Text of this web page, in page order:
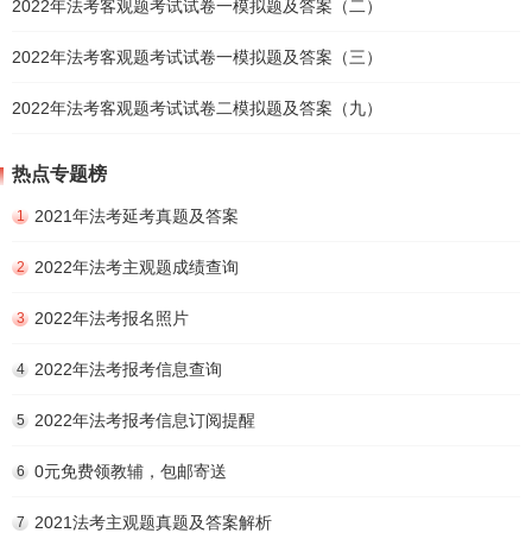
2022年法考客观题考试试卷一模拟题及答案（二）
2022年法考客观题考试试卷一模拟题及答案（三）
2022年法考客观题考试试卷二模拟题及答案（九）
热点专题榜
1 2021年法考延考真题及答案
2 2022年法考主观题成绩查询
3 2022年法考报名照片
4 2022年法考报考信息查询
5 2022年法考报考信息订阅提醒
6 0元免费领教辅，包邮寄送
7 2021法考主观题真题及答案解析